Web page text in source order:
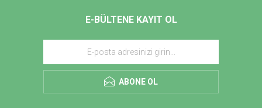
E-BÜLTENE KAYIT OL
ABONE OL